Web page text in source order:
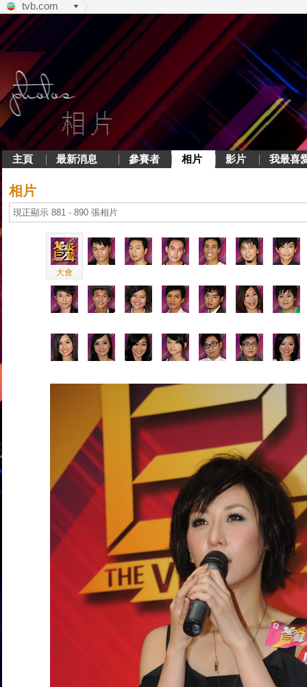
tvb.com
主頁 最新消息 參賽者 相片 影片 我最喜
相片
現正顯示 881 - 890 張相片
大會